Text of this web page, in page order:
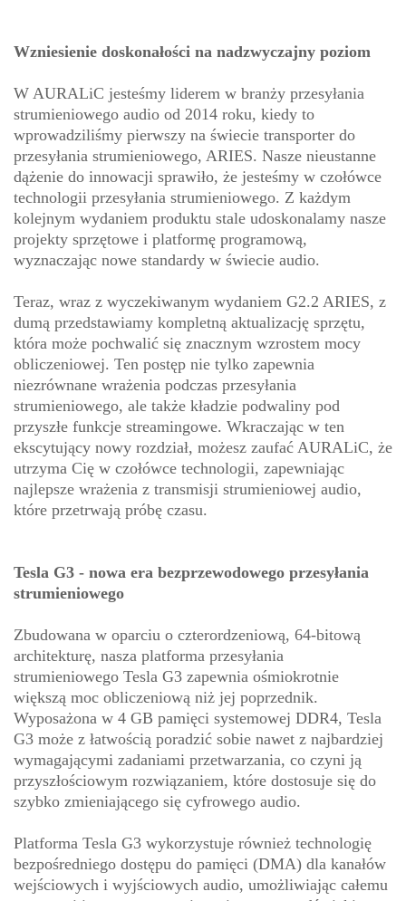
Wzniesienie doskonałości na nadzwyczajny poziom
W AURALiC jesteśmy liderem w branży przesyłania
strumieniowego audio od 2014 roku, kiedy to
wprowadziliśmy pierwszy na świecie transporter do
przesyłania strumieniowego, ARIES. Nasze nieustanne
dążenie do innowacji sprawiło, że jesteśmy w czołówce
technologii przesyłania strumieniowego. Z każdym
kolejnym wydaniem produktu stale udoskonalamy nasze
projekty sprzętowe i platformę programową,
wyznaczając nowe standardy w świecie audio.
Teraz, wraz z wyczekiwanym wydaniem G2.2 ARIES, z
dumą przedstawiamy kompletną aktualizację sprzętu,
która może pochwalić się znacznym wzrostem mocy
obliczeniowej. Ten postęp nie tylko zapewnia
niezrównane wrażenia podczas przesyłania
strumieniowego, ale także kładzie podwaliny pod
przyszłe funkcje streamingowe. Wkraczając w ten
ekscytujący nowy rozdział, możesz zaufać AURALiC, że
utrzyma Cię w czołówce technologii, zapewniając
najlepsze wrażenia z transmisji strumieniowej audio,
które przetrwają próbę czasu.
Tesla G3 - nowa era bezprzewodowego przesyłania
strumieniowego
Zbudowana w oparciu o czterordzeniową, 64-bitową
architekturę, nasza platforma przesyłania
strumieniowego Tesla G3 zapewnia ośmiokrotnie
większą moc obliczeniową niż jej poprzednik.
Wyposażona w 4 GB pamięci systemowej DDR4, Tesla
G3 może z łatwością poradzić sobie nawet z najbardziej
wymagającymi zadaniami przetwarzania, co czyni ją
przyszłościowym rozwiązaniem, które dostosuje się do
szybko zmieniającego się cyfrowego audio.
Platforma Tesla G3 wykorzystuje również technologię
bezpośredniego dostępu do pamięci (DMA) dla kanałów
wejściowych i wyjściowych audio, umożliwiając całemu